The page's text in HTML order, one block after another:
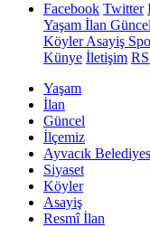
Facebook Twitter
Yaşam İlan Güncel
KöylerAsayiş
Künye İletişim
Yaşam
İlan
Güncel
İlçemiz
Ayvacık
Siyaset
Köyler
Asayiş
Resmî İlan